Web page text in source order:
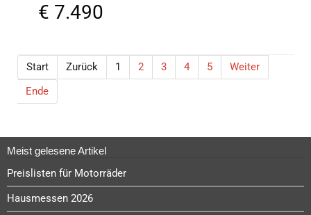
€ 7.490
Start Zurück 1 2 3 4 5
Weiter
Ende
Meist gelesene Artikel
Preislisten für Motorräder
Hausmessen 2026